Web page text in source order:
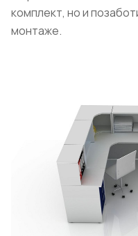
комплект, но и
монтаже.